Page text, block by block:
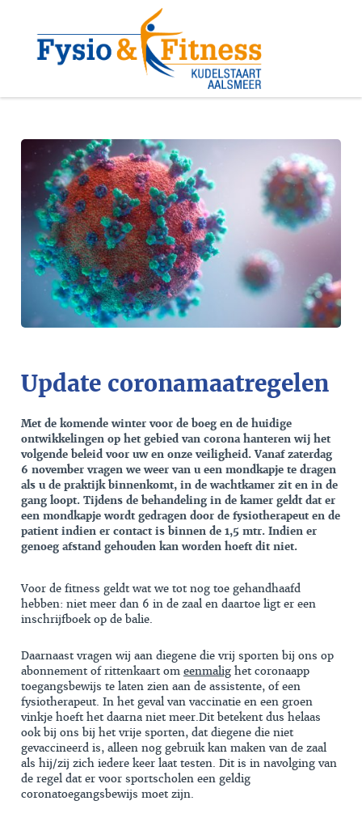
Update coronamaatregelen
Met de komende winter voor de boeg en de huidige
ontwikkelingen op het gebied van corona hanteren wij het
volgende beleid voor uw en onze veiligheid. Vanaf zaterdag
6 november vragen we weer van u een mondkapje te dragen
als u de praktijk binnenkomt, in de wachtkamer zit en in de
gang loopt. Tijdens de behandeling in de kamer geldt dat er
een mondkapje wordt gedragen door de fysiotherapeut en de
patient indien er contact is binnen de 1,5 mtr. Indien er
genoeg afstand gehouden kan worden hoeft dit niet.
Voor de fitness geldt wat we tot nog toe gehandhaafd
hebben: niet meer dan 6 in de zaal en daartoe ligt er een
inschrijfboek op de balie.
Daarnaast vragen wij aan diegene die vrij sporten bij ons op
abonnement of rittenkaart om eenmalig het coronaapp
toegangsbewijs te laten zien aan de assistente, of een
fysiotherapeut. In het geval van vaccinatie en een groen
vinkje hoeft het daarna niet meer.Dit betekent dus helaas
ook bij ons bij het vrije sporten, dat diegene die niet
gevaccineerd is, alleen nog gebruik kan maken van de zaal
als hij/zij zich iedere keer laat testen. Dit is in navolging van
de regel dat er voor sportscholen een geldig
coronatoegangsbewijs moet zijn.